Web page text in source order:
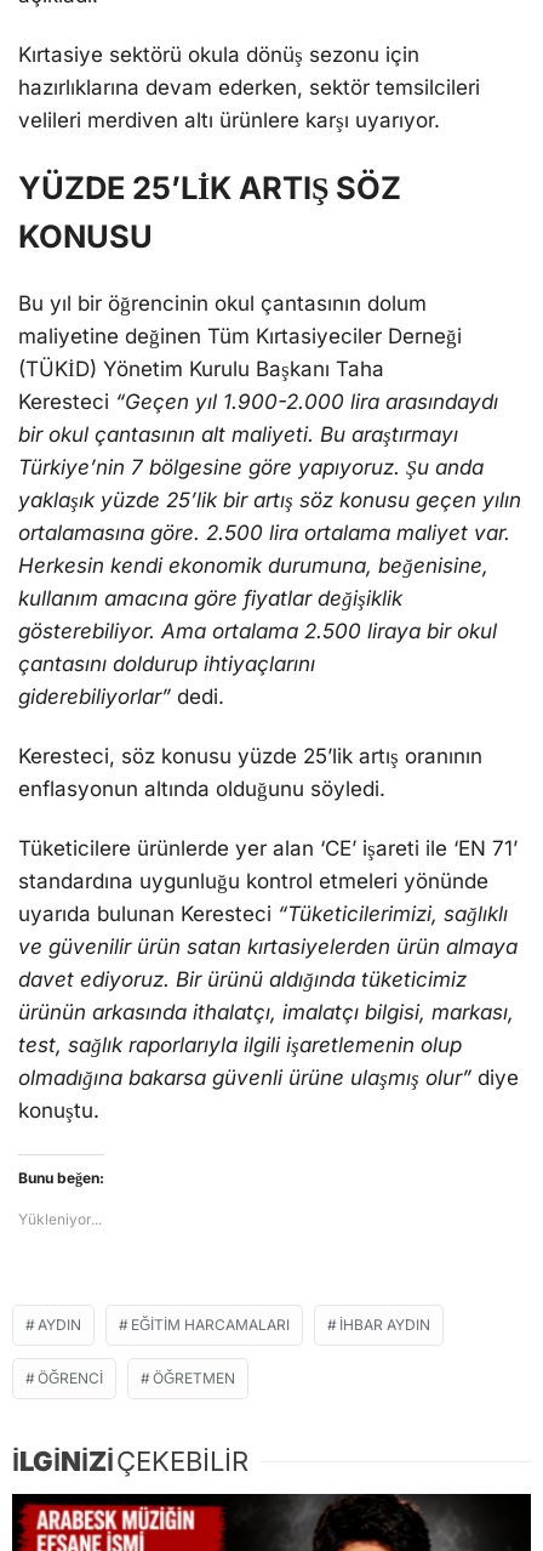
Kırtasiye sektörü okula dönüş sezonu için
hazırlıklarına devam ederken, sektör temsilcileri
velileri merdiven altı ürünlere karşı uyarıyor.
YÜZDE 25’LİK ARTIŞ SÖZ
KONUSU
Bu yıl bir öğrencinin okul çantasının dolum
maliyetine değinen Tüm Kırtasiyeciler Derneği
(TÜKİD) Yönetim Kurulu Başkanı Taha
Keresteci “Geçen yıl 1.900-2.000 lira arasındaydı
bir okul çantasının alt maliyeti. Bu araştırmayı
Türkiye’nin 7 bölgesine göre yapıyoruz. Şu anda
yaklaşık yüzde 25’lik bir artış söz konusu geçen yılın
ortalamasına göre. 2.500 lira ortalama maliyet var.
Herkesin kendi ekonomik durumuna, beğenisine,
kullanım amacına göre fiyatlar değişiklik
gösterebiliyor. Ama ortalama 2.500 liraya bir okul
çantasını doldurup ihtiyaçlarını
giderebiliyorlar” dedi.
Keresteci, söz konusu yüzde 25’lik artış oranının
enflasyonun altında olduğunu söyledi.
Tüketicilere ürünlerde yer alan ‘CE’ işareti ile ‘EN 71’
standardına uygunluğu kontrol etmeleri yönünde
uyarıda bulunan Keresteci “Tüketicilerimizi, sağlıklı
ve güvenilir ürün satan kırtasiyelerden ürün almaya
davet ediyoruz. Bir ürünü aldığında tüketicimiz
ürünün arkasında ithalatçı, imalatçı bilgisi, markası,
test, sağlık raporlarıyla ilgili işaretlemenin olup
olmadığına bakarsa güvenli ürüne ulaşmış olur” diye
konuştu.
Bunu beğen:
Yükleniyor...
AYDIN EĞITIM HARCAMALARI IHBAR AYDIN
ÖĞRENCI ÖĞRETMEN
İLGİNİZİÇEKEBİLİR